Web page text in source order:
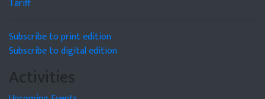
Subscribe to print edition
Subscribe to digital edition
Activities